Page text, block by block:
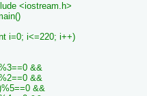
<iostream.h>
i=0; i<=220; i++)
&&
&&
&&